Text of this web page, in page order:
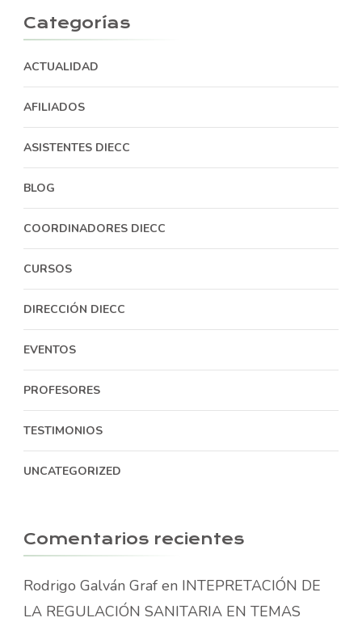
Categorías
ACTUALIDAD
AFILIADOS
ASISTENTES DIECC
BLOG
COORDINADORES DIECC
CURSOS
DIRECCIÓN DIECC
EVENTOS
PROFESORES
TESTIMONIOS
UNCATEGORIZED
Comentarios recientes
Rodrigo Galván Graf en INTEPRETACIÓN DE
LA REGULACIÓN SANITARIA EN TEMAS